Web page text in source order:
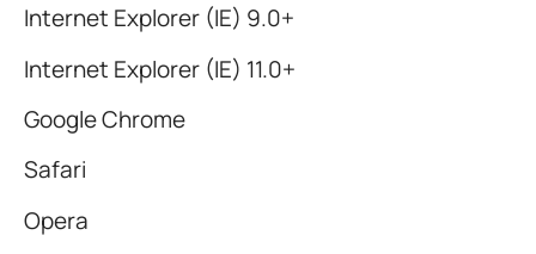
Internet Explorer (IE) 9.0+
Internet Explorer (IE) 11.0+
Google Chrome
Safari
Opera